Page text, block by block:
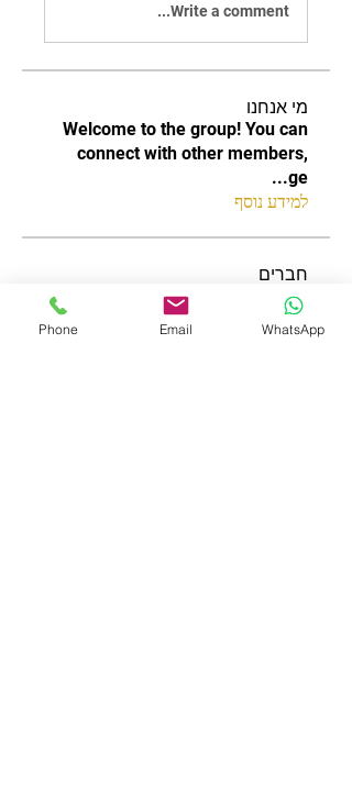
Write a comment...
מי אנחנו
Welcome to the group! You can
connect with other members,
ge
...
למידע נוסף
חברים
increased.tapir.vubt
increased.tapir.vubt
עקוב
Phone Email WhatsApp